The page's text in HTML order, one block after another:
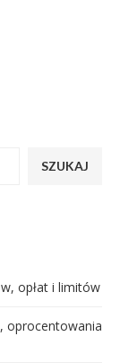
SZUKAJ
opłat i limitów
oprocentowania